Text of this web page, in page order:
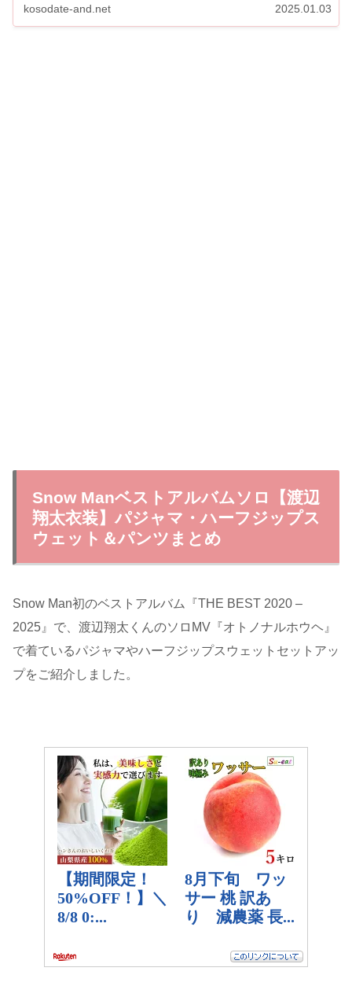
kosodate-and.net 2025.01.03
Snow Manベストアルバムソロ【渡辺
翔太衣装】パジャマ・ハーフジップス
ウェット＆パンツまとめ
Snow Man初のベストアルバム『THE BEST 2020 –
2025』で、渡辺翔太くんのソロMV『オトノナルホウヘ』
で着ているパジャマやハーフジップスウェットセットアッ
プをご紹介しました。